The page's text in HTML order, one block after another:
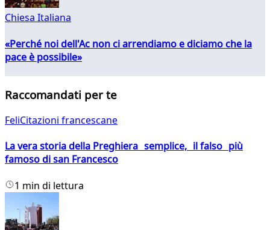
Chiesa Italiana
«Perché noi dell'Ac non ci arrendiamo e diciamo che la
pace è possibile»
Raccomandati per te
FeliCitazioni francescane
La vera storia della Preghiera semplice, il falso più
famoso di san Francesco
1 min di lettura